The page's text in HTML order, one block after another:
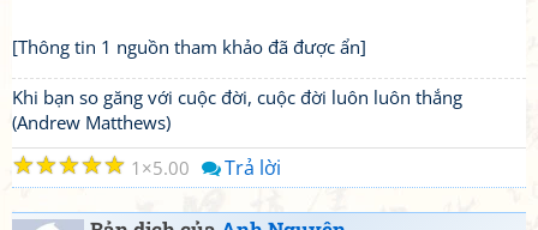
[Thông tin 1 nguồn tham khảo đã được ẩn]
Khi bạn so găng với cuộc đời, cuộc đời luôn luôn thắng
(Andrew Matthews)
☆
☆
☆
☆
☆ 1 5.00 Trả lời